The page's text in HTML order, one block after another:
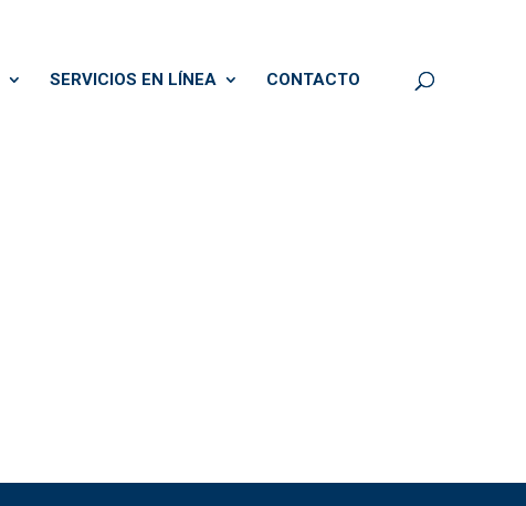
SERVICIOS EN LÍNEA CONTACTO